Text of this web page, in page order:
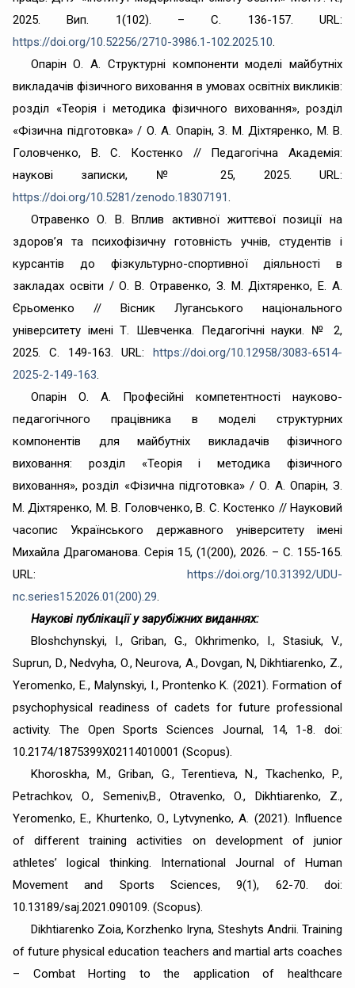
2025. Вип. 1(102). – С. 136-157. URL:
https://doi.org/10.52256/2710-3986.1-102.2025.10.
Опарін О. А. Структурні компоненти моделі майбутніх
викладачів фізичного виховання в умовах освітніх викликів:
розділ «Теорія і методика фізичного виховання», розділ
«Фізична підготовка» / О. А. Опарін, З. М. Діхтяренко, М. В.
Головченко, В. С. Костенко // Педагогічна Академія:
наукові записки, № 25, 2025. URL:
https://doi.org/10.5281/zenodo.18307191.
Отравенко О. В. Вплив активної життєвої позиції на
здоров’я та психофізичну готовність учнів, студентів і
курсантів до фізкультурно-спортивної діяльності в
закладах освіти / О. В. Отравенко, З. М. Діхтяренко, Е. А.
Єрьоменко // Вісник Луганського національного
університету імені Т. Шевченка. Педагогічні науки. № 2,
2025. С. 149-163. URL: https://doi.org/10.12958/3083-6514-
2025-2-149-163.
Опарін О. А. Професійні компетентності науково-
педагогічного працівника в моделі структурних
компонентів для майбутніх викладачів фізичного
виховання: розділ «Теорія і методика фізичного
виховання», розділ «Фізична підготовка» / О. А. Опарін, З.
М. Діхтяренко, М. В. Головченко, В. С. Костенко // Науковий
часопис Українського державного університету імені
Михайла Драгоманова. Серія 15, (1(200), 2026. – С. 155-165.
URL: https://doi.org/10.31392/UDU-
nc.series15.2026.01(200).29.
Наукові публікаціїу зарубіжних виданнях:
Bloshchynskyi, I., Griban, G., Okhrimenko, I., Stasiuk, V.,
Suprun, D., Nedvyha, O., Neurova, A., Dovgan, N, Dikhtiarenko, Z.,
Yeromenko, E., Malynskyi, I., Prontenko K. (2021). Formation of
psychophysical readiness of cadets for future professional
activity. The Open Sports Sciences Journal, 14, 1-8. doi:
10.2174/1875399X02114010001 (Scopus).
Khoroskha, M., Griban, G., Terentieva, N., Tkachenko, P.,
Petrachkov, O., Semeniv,B., Otravenko, O., Dikhtiarenko, Z.,
Yeromenko, E., Khurtenko, O., Lytvynenko, A. (2021). Influence
of different training activities on development of junior
athletes’ logical thinking. International Journal of Human
Movement and Sports Sciences, 9(1), 62-70. doi:
10.13189/saj.2021.090109. (Scopus).
Dikhtiarenko Zoia, Korzhenko Iryna, Steshyts Andrii. Training
of future physical education teachers and martial arts coaches
– Combat Horting to the application of healthcare